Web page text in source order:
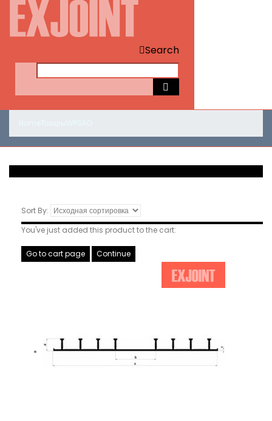
Search
Sort By:
You've just added this product to the cart:
Go to cart page Continue